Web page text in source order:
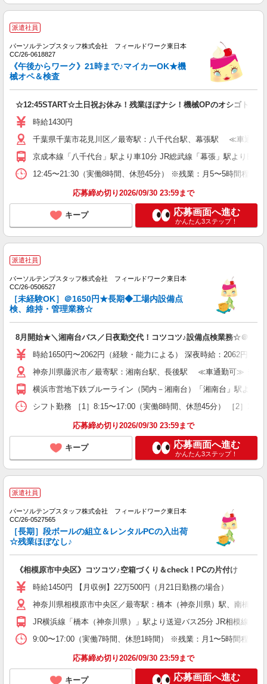
派遣社員
パーソルテンプスタッフ株式会社 フィールドワーク東日本
CC/26-0618827
《午後からワーク》21時まで♪マイカーOK★機
械オペ＆検査
☆12:45START☆土日祝お休み！残業ほぼナシ！機械OPのオシゴト♪
時給1430円
千葉県千葉市花見川区／最寄駅：八千代台駅、幕張駅 ≪車通勤
京成本線「八千代台」駅より車10分 JR総武線「幕張」駅より民間
12:45〜21:30（実働8時間、休憩45分） ※残業：月5〜5時間程度
応募締め切り2026/09/30 23:59まで
キープ 応募画面へ進む
かんたん3ステップ！
派遣社員
パーソルテンプスタッフ株式会社 フィールドワーク東日本
CC/26-0506527
［未経験OK］＠1650円★長期◆工場内設備点
検、維持・管理業務☆
8月開始★＼湘南台バス／日夜勤交代！コツコツ♪設備点検業務☆＠1650
時給1650円〜2062円（経験・能力による） 深夜時給：2062円
神奈川県藤沢市／最寄駅：湘南台駅、長後駅 ≪車通勤可≫ ※車
横浜市営地下鉄ブルーライン（関内－湘南台）「湘南台」駅より
シフト勤務 ［1］8:15〜17:00（実働8時間、休憩45分） ［2］
応募締め切り2026/09/30 23:59まで
キープ 応募画面へ進む
かんたん3ステップ！
派遣社員
パーソルテンプスタッフ株式会社 フィールドワーク東日本
CC/26-0527565
［長期］段ボールの組立＆レンタルPCの入出荷
☆残業ほぼなし♪
《相模原市中央区》コツコツ♪空箱づくり＆check！PCの片付け
時給1450円 【月収例】22万500円（月21日勤務の場合）
神奈川県相模原市中央区／最寄駅：橋本（神奈川県）駅、南橋
JR横浜線「橋本（神奈川県）」駅より送迎バス25分 JR相模線「南
9:00〜17:00（実働7時間、休憩1時間） ※残業：月1〜5時間程度
応募締め切り2026/09/30 23:59まで
キープ 応募画面へ進む